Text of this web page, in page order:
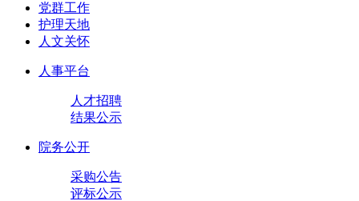
党群工作
护理天地
人文关怀
人事平台
人才招聘
结果公示
院务公开
采购公告
评标公示